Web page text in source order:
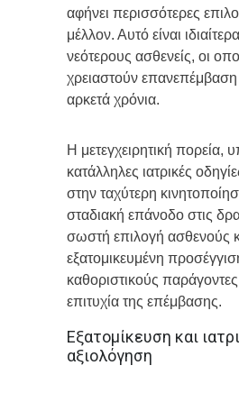
αφήνει περισσότερες
μέλλον. Αυτό είναι
νεότερους ασθενείς, οι
χρειαστούν
αρκετά χρόνια.
Η μετεγχειρητική πορεία,
κατάλληλες ιατρικές
στην ταχύτερη
σταδιακή επάνοδο στις
σωστή επιλογή ασθενούς
εξατομικευμένη
καθοριστικούς παράγοντες
επιτυχία της επέμβασης.
Εξατομίκευση και
αξιολόγηση